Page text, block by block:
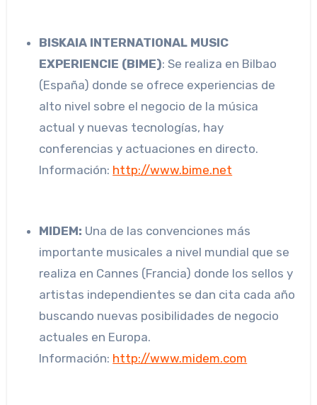
BISKAIA INTERNATIONAL MUSIC
EXPERIENCIE (BIME): Se realiza en Bilbao
(España) donde se ofrece experiencias de
alto nivel sobre el negocio de la música
actual y nuevas tecnologías, hay
conferencias y actuaciones en directo.
Información: http://www.bime.net
MIDEM: Una de las convenciones más
importante musicales a nivel mundial que se
realiza en Cannes (Francia) donde los sellos y
artistas independientes se dan cita cada año
buscando nuevas posibilidades de negocio
actuales en Europa.
Información: http://www.midem.com